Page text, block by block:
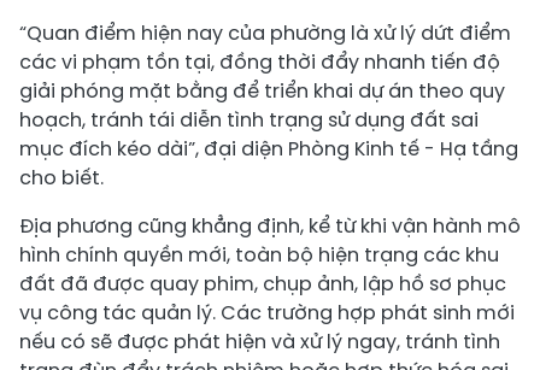
“Quan điểm hiện nay của phường là xử lý dứt điểm
các vi phạm tồn tại, đồng thời đẩy nhanh tiến độ
giải phóng mặt bằng để triển khai dự án theo quy
hoạch, tránh tái diễn tình trạng sử dụng đất sai
mục đích kéo dài”, đại diện Phòng Kinh tế - Hạ tầng
cho biết.
Địa phương cũng khẳng định, kể từ khi vận hành mô
hình chính quyền mới, toàn bộ hiện trạng các khu
đất đã được quay phim, chụp ảnh, lập hồ sơ phục
vụ công tác quản lý. Các trường hợp phát sinh mới
nếu có sẽ được phát hiện và xử lý ngay, tránh tình